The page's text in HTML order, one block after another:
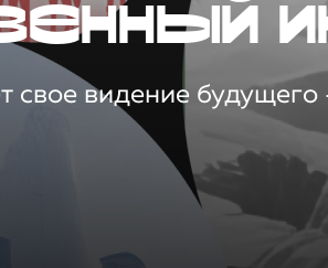
свое видение